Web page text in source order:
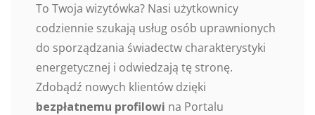
To Twoja wizytówka? Nasi użytkownicy
codziennie szukają usług osób uprawnionych
do sporządzania świadectw charakterystyki
energetycznej i odwiedzają tę stronę.
Zdobądź nowych klientów dzięki
bezpłatnemu profilowi na Portalu